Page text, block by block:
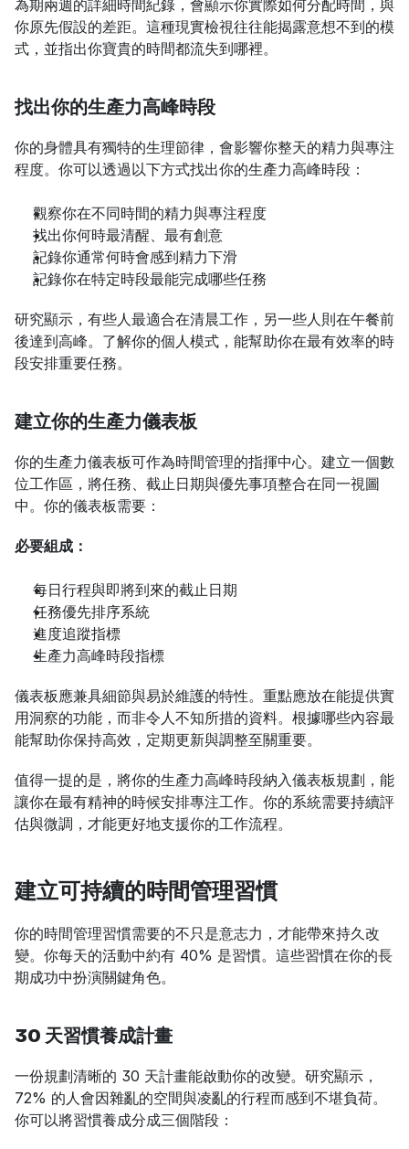
為期兩週的詳細時間紀錄，會顯示你實際如何分配時間，與
你原先假設的差距。這種現實檢視往往能揭露意想不到的模
式，並指出你寶貴的時間都流失到哪裡。
找出你的生產力高峰時段
你的身體具有獨特的生理節律，會影響你整天的精力與專注
程度。你可以透過以下方式找出你的生產力高峰時段：
觀察你在不同時間的精力與專注程度
找出你何時最清醒、最有創意
記錄你通常何時會感到精力下滑
記錄你在特定時段最能完成哪些任務
研究顯示，有些人最適合在清晨工作，另一些人則在午餐前
後達到高峰。了解你的個人模式，能幫助你在最有效率的時
段安排重要任務。
建立你的生產力儀表板
你的生產力儀表板可作為時間管理的指揮中心。建立一個數
位工作區，將任務、截止日期與優先事項整合在同一視圖
中。你的儀表板需要：
必要組成：
每日行程與即將到來的截止日期
任務優先排序系統
進度追蹤指標
生產力高峰時段指標
儀表板應兼具細節與易於維護的特性。重點應放在能提供實
用洞察的功能，而非令人不知所措的資料。根據哪些內容最
能幫助你保持高效，定期更新與調整至關重要。
值得一提的是，將你的生產力高峰時段納入儀表板規劃，能
讓你在最有精神的時候安排專注工作。你的系統需要持續評
估與微調，才能更好地支援你的工作流程。
建立可持續的時間管理習慣
你的時間管理習慣需要的不只是意志力，才能帶來持久改
變。你每天的活動中約有 40% 是習慣。這些習慣在你的長
期成功中扮演關鍵角色。
30 天習慣養成計畫
一份規劃清晰的 30 天計畫能啟動你的改變。研究顯示，
72% 的人會因雜亂的空間與凌亂的行程而感到不堪負荷。
你可以將習慣養成分成三個階段：